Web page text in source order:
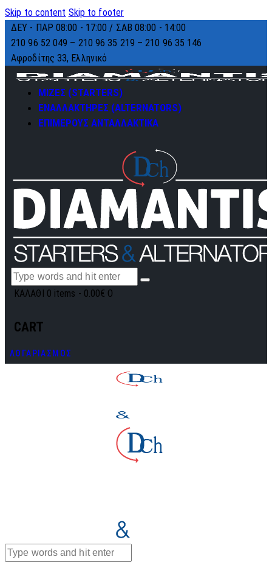
Skip to content Skip to footer
ΔΕΥ - ΠΑΡ 08:00 - 17:00 / ΣΑΒ 08:00 - 14:00
210 96 52 049 – 210 96 35 219 –210 96 35 146
Αφροδίτης 33, Ελληνικό
ΜΙΖΕΣ (STARTERS)
ΕΝΑΛΛΑΚΤΗΡΕΣ (ALTERNATORS)
ΕΠΙΜΕΡΟΥΣ ΑΝΤΑΛΛΑΚΤΙΚΑ
ΚΑΛΑΘΙ 0 items - 0.00€ 0
CART
ΛΟΓΑΡΙΑΣΜΟΣ